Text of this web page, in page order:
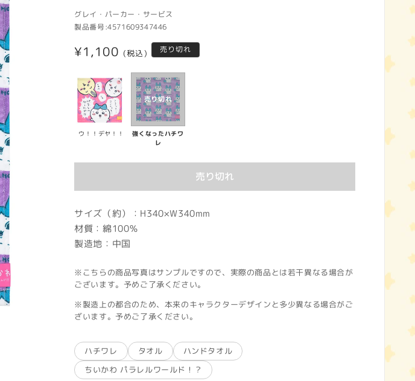
グレイ・パーカー・サービス
製品番号:4571609347446
通
価
格
¥1,100 (税込) 売り切れ
ウ！！デヤ！！
強くなったハチワ
レ
売り切れ
サイズ（約）：H340×W340mm
材質：綿100％
製造地：中国
※こちらの商品写真はサンプルですので、実際の商品とは若干異なる場合が
ございます。予めご了承ください。
※製造上の都合のため、本来のキャラクターデザインと多少異なる場合がご
ざいます。予めご了承ください。
ハチワレ タオル
ハンドタオル
ちいかわ パラレルワールド！？